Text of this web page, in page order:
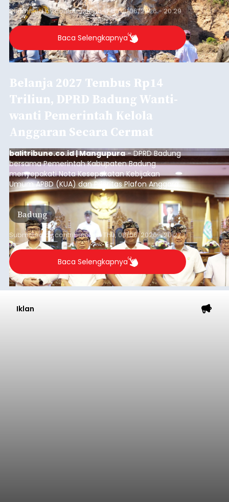
Submitted bycontributoronThu, 08/06/2026 - 20:29
Baca Selengkapnya
Belanja 2027 Tembus Rp14
Triliun, DPRD Badung Wanti-
wanti Pemerintah Kelola
Anggaran Secara Cermat
balitribune.co.id | Mangupura- DPRD Badung
bersama Pemerintah Kabupaten Badung
menyepakati Nota Kesepakatan Kebijakan
Umum APBD (KUA) dan Prioritas Plafon Anggaran
Sementara (PPAS) Tahun Anggaran 2027 dalam
rapat paripurna yang digelar di Gedung DPRD
Badung, Kamis (6/8/2026).
Badung
Submitted bycontributor onThu, 08/06/2026 - 20:27
Baca Selengkapnya
Iklan